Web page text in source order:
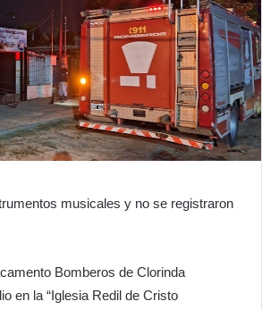
musicales y no se registraron
Bomberos de Clorinda
en la “Iglesia Redil de Cristo